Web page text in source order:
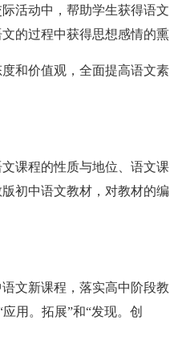
活动中，帮助学生获得语文
的过程中获得思想感情的熏
和价值观，全面提高语文素
课程的性质与地位、语文课
初中语文教材，对教材的编
文新课程，落实高中阶段教
用。拓展”和“发现。创